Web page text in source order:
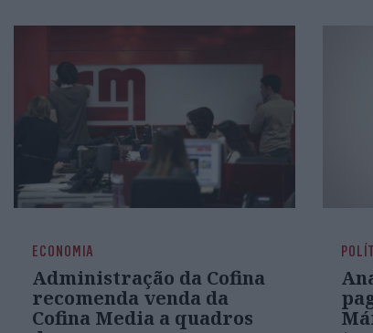
ECONOMIA
Administração da Cofina
recomenda venda da
Cofina Media a quadros